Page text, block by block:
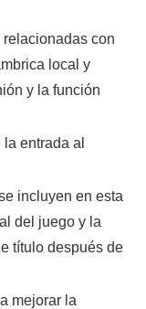
relacionadas con
local y
y la función
entrada al
incluyen en esta
del juego y la
título después de
mejorar la